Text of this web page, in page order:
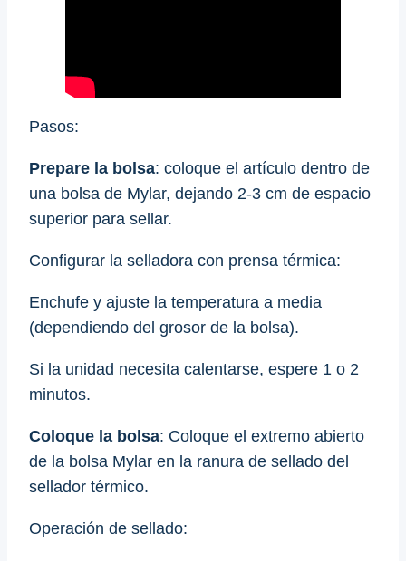
Pasos:
Prepare la bolsa: coloque el artículo dentro de
una bolsa de Mylar, dejando 2-3 cm de espacio
superior para sellar.
Configurar la selladora con prensa térmica:
Enchufe y ajuste la temperatura a media
(dependiendo del grosor de la bolsa).
Si la unidad necesita calentarse, espere 1 o 2
minutos.
Coloque la bolsa: Coloque el extremo abierto
de la bolsa Mylar en la ranura de sellado del
sellador térmico.
Operación de sellado: